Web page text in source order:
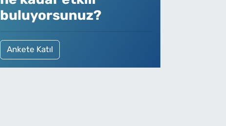
buluyorsunuz?
Ankete Katıl